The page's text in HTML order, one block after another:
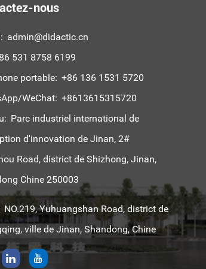
nous
admin@didactic.cn
531 8758 6199
portable: +86 136 1531 5720
WeChat: +8613615315720
Parc industriel international de
d'innovation de Jinan, 2#
Road, district de Shizhong, Jinan,
Chine 250003
NO.219, Yuhuangshan Road, district de
ville de Jinan, Shandong, Chine